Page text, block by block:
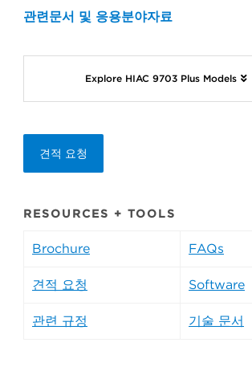
관련문서 및 응용분야자료
Explore HIAC 9703 Plus Models
견적 요청
RESOURCES + TOOLS
Brochure FAQs
견적 요청 Software
관련 규정 기술 문서